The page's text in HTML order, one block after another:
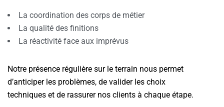
La coordination des corps de métier
La qualité des finitions
La réactivité face aux imprévus
Notre présence régulière sur le terrain nous permet
d’anticiper les problèmes, de valider les choix
techniques et de rassurer nos clients à chaque étape.